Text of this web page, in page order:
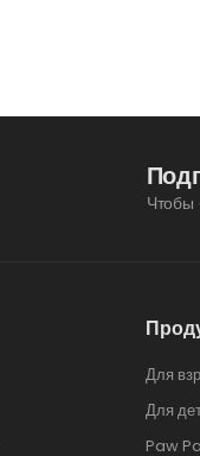
Чтобы
Для
Для
Paw